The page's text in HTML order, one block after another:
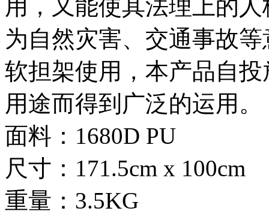
用，又能使其法理上的
为自然灾害、交通事故
软担架使用，本产品自
用途而得到广泛的运用。
面料：1680D PU
尺寸：171.5cm x 100cm
重量：3.5KG